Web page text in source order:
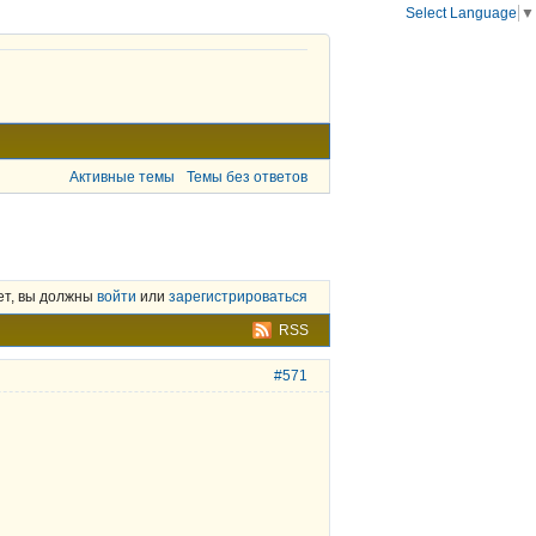
Активные темы Темы без ответов
вы должны войти или зарегистрироваться
RSS
#571
Select Language ▼